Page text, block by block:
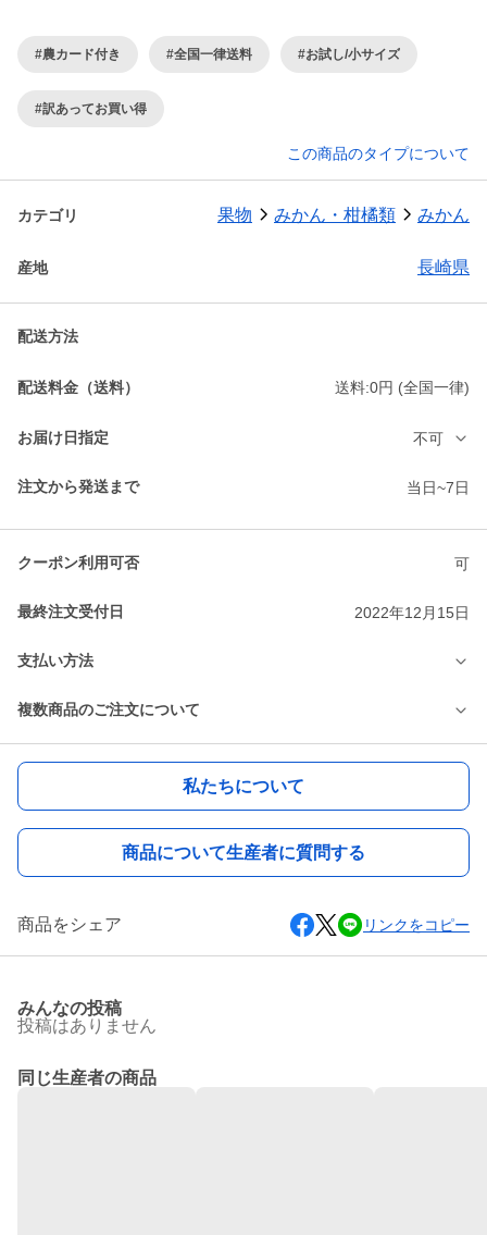
#農カード付き #全国一律送料 #お試し/小サイズ
#訳あってお買い得
この商品のタイプについて
カテゴリ 果物 みかん・柑橘類 みかん
産地 長崎県
配送方法
配送料金（送料） 送料:0円 (全国一律)
お届け日指定 不可
注文から発送まで 当日~7日
クーポン利用可否 可
最終注文受付日 2022年12月15日
支払い方法
複数商品のご注文について
私たちについて
商品について生産者に質問する
商品をシェア リンクをコピー
みんなの投稿
投稿はありません
同じ生産者の商品